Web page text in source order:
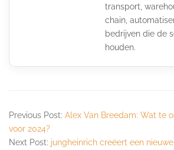
transport,
chain,
bedrijven die de
houden.
Previous Post: Alex Van Breedam: Wat te
voor 2024?
Next Post: jungheinrich creëert een